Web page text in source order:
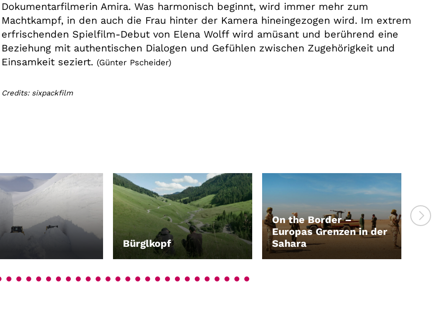
Dokumentarfilmerin Amira. Was harmonisch beginnt, wird immer mehr zum
Machtkampf, in den auch die Frau hinter der Kamera hineingezogen wird. Im extrem
erfrischenden Spielfilm-Debut von Elena Wolff wird amüsant und berührend eine
Beziehung mit authentischen Dialogen und Gefühlen zwischen Zugehörigkeit und
Einsamkeit seziert. (Günter Pscheider)
Credits: sixpackfilm
Bürglkopf
LEIHEN
On the Border –
Europas Grenzen in der
Sahara
LEIHEN